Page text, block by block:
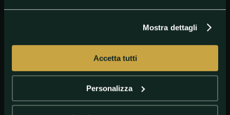
Mostra dettagli
Accetta tutti
Personalizza